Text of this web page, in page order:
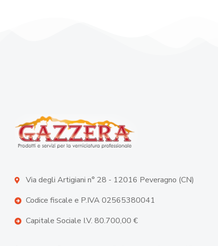
Via degli Artigiani n° 28 - 12016 Peveragno (CN)
Codice fiscale e P.IVA 02565380041
Capitale Sociale I.V. 80.700,00 €